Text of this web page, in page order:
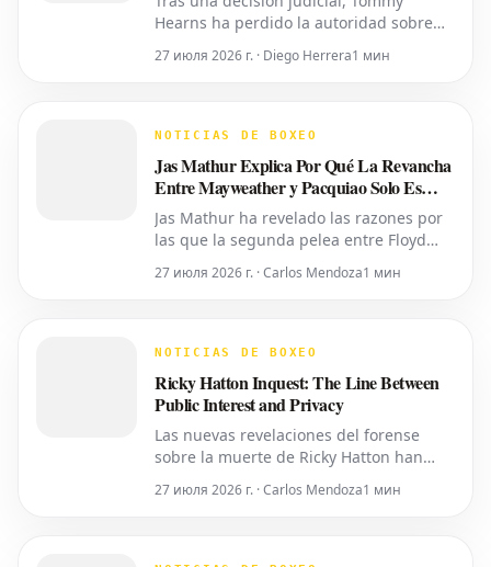
Hearns ha perdido la autoridad sobre
sus propias decisiones personales y
financieras, las cuales ahora recaen en
Sucesiones del Condado de Oakland ha
transferido el control del cuidado p
27 июля 2026 г. · Diego Herrera1 мин
NOTICIAS DE BOXEO
Jas Mathur Explica Por Qué La Revancha
Entre Mayweather y Pacquiao Solo Es
Posible Ahora
Jas Mathur ha revelado las razones por
las que la segunda pelea entre Floyd
Mayweather y Manny Pacquiao solo se
está concretando en este momento. Ha
de factores necesarios para revivir esta
27 июля 2026 г. · Carlos Mendoza1 мин
NOTICIAS DE BOXEO
Ricky Hatton Inquest: The Line Between
Public Interest and Privacy
Las nuevas revelaciones del forense
sobre la muerte de Ricky Hatton han
sacado a la luz detalles íntimos,
planteando interrogantes sobre si toda
27 июля 2026 г. · Carlos Mendoza1 мин